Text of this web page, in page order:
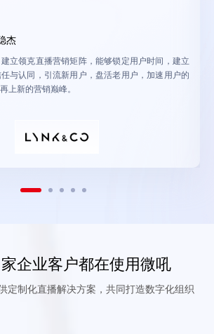
杰
立领克直播营销矩阵，能够锁定用户时间，建立
与认同，引流新用户，盘活老用户，加速用户的
上新的营销巅峰。
企业客户都在使用微吼
定制化直播解决方案，共同打造数字化组织